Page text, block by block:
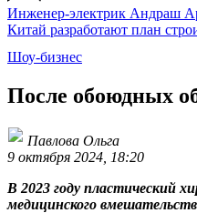
Инженер-электрик Андраш
Китай разработают план
Шоу-бизнес
После обоюдных
Павлова Ольга
9 октября 2024, 18:20
В 2023 году пластический
медицинского